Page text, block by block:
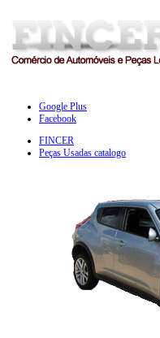
Google Plus
Facebook
FINCER
Peças Usadas catalogo